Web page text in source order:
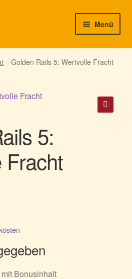
Menü
Golden Rails 5: Wertvolle Fracht
5:
Fracht
Bonusinhalt